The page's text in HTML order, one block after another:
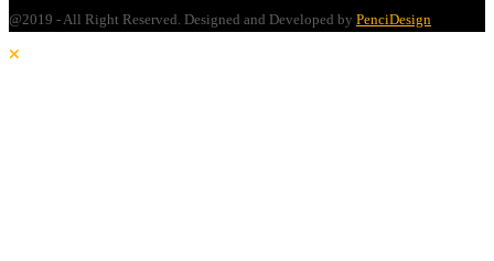
@2019 - All Right Reserved. Designed and Developed by PenciDesign